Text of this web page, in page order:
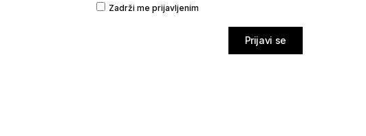
Zadrži me prijavljenim
Prijavi se